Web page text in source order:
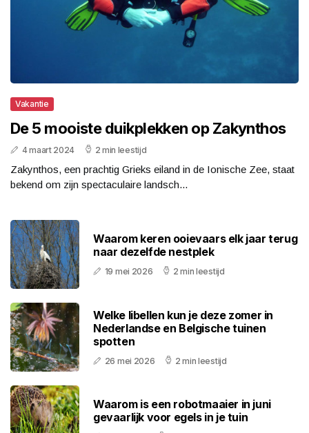
Vakantie
De 5 mooiste duikplekken op Zakynthos
4 maart 2024 2 min leestijd
Zakynthos, een prachtig Grieks eiland in de Ionische Zee, staat
bekend om zijn spectaculaire landsch...
Waarom keren ooievaars elk jaar terug
naar dezelfde nestplek
19 mei 2026 2 min leestijd
Welke libellen kun je deze zomer in
Nederlandse en Belgische tuinen
spotten
26 mei 2026 2 min leestijd
Waarom is een robotmaaier in juni
gevaarlijk voor egels in je tuin